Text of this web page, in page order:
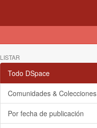
LISTAR
Todo DSpace
Comunidades & Colecciones
Por fecha de publicación